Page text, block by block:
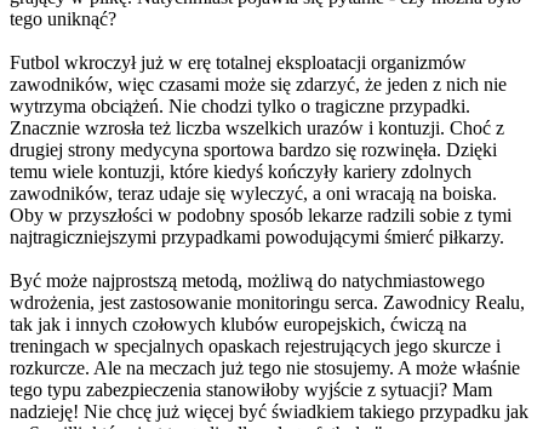
tego uniknąć?
Futbol wkroczył już w erę totalnej eksploatacji organizmów
zawodników, więc czasami może się zdarzyć, że jeden z nich nie
wytrzyma obciążeń. Nie chodzi tylko o tragiczne przypadki.
Znacznie wzrosła też liczba wszelkich urazów i kontuzji. Choć z
drugiej strony medycyna sportowa bardzo się rozwinęła. Dzięki
temu wiele kontuzji, które kiedyś kończyły kariery zdolnych
zawodników, teraz udaje się wyleczyć, a oni wracają na boiska.
Oby w przyszłości w podobny sposób lekarze radzili sobie z tymi
najtragiczniejszymi przypadkami powodującymi śmierć piłkarzy.
Być może najprostszą metodą, możliwą do natychmiastowego
wdrożenia, jest zastosowanie monitoringu serca. Zawodnicy Realu,
tak jak i innych czołowych klubów europejskich, ćwiczą na
treningach w specjalnych opaskach rejestrujących jego skurcze i
rozkurcze. Ale na meczach już tego nie stosujemy. A może właśnie
tego typu zabezpieczenia stanowiłoby wyjście z sytuacji? Mam
nadzieję! Nie chcę już więcej być świadkiem takiego przypadku jak